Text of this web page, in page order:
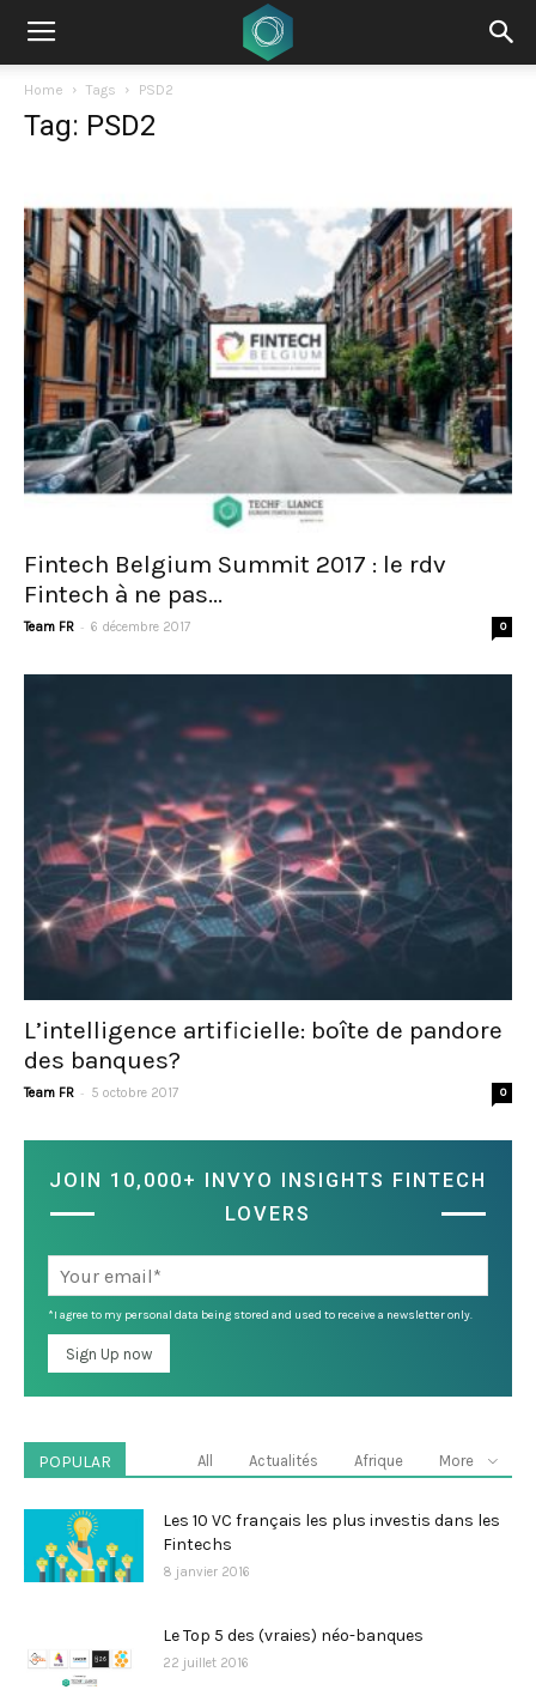
Home Tags PSD2
Tag: PSD2
Fintech Belgium Summit 2017 : le rdv
Fintech à ne pas...
Team FR - 6 décembre 2017 0
L’intelligence artificielle: boîte de pandore
des banques?
Team FR - 5 octobre 2017 0
JOIN 10,000+ INVYO INSIGHTS FINTECH
LOVERS
*I agree to my personal data being stored and used to receive a newsletter only.
POPULAR All Actualités Afrique More
Les 10 VC français les plus investis dans les
Fintechs
8 janvier 2016
Le Top 5 des (vraies) néo-banques
22 juillet 2016